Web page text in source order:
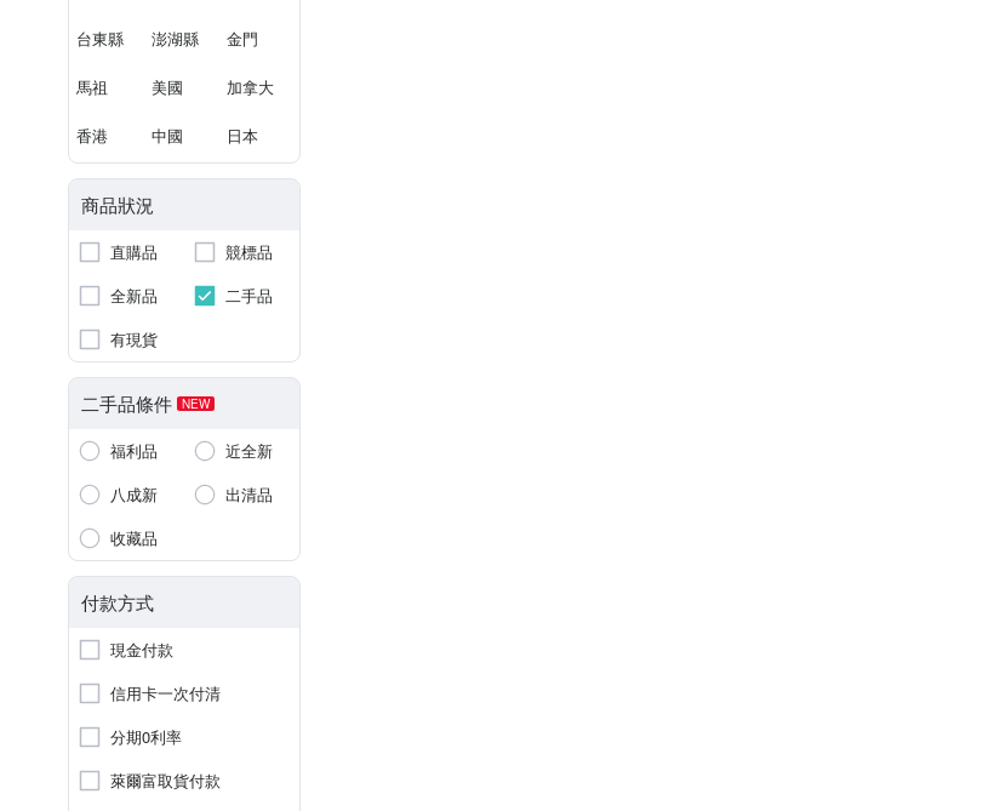
台東縣 澎湖縣 金門
馬祖 美國 加拿大
香港 中國 日本
商品狀況
直購品
競標品
全新品
二手品
有現貨
二手品條件 NEW
福利品
近全新
八成新
出清品
收藏品
付款方式
現金付款
信用卡一次付清
分期0利率
萊爾富取貨付款